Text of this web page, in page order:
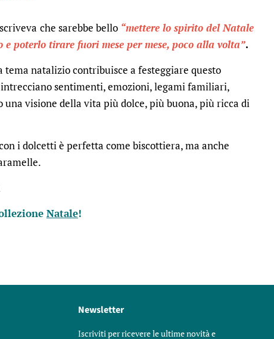
che sarebbe bello “mettere lo spirito del Natale
poterlo tirare fuori mese per mese, poco alla volta”.
tema natalizio contribuisce a festeggiare questo
sentimenti, emozioni, legami familiari,
visione della vita più dolce, più buona, più ricca di
i dolcetti è perfetta come biscottiera, ma anche
Natale!
Newsletter
Iscriviti per ricevere le ultime novità e